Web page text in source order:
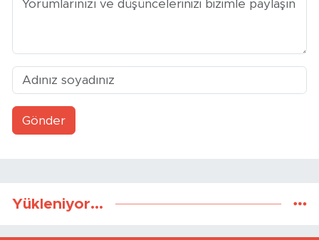
Gönder
Yükleniyor...